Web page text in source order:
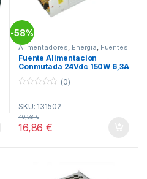
-58%
Alimentadores Energia Fuentes
Alimentación
Fuente Alimentacion
Conmutada 24Vdc 150W 6,3A
Rejilla SILVER
u
(0)
SKU: 131502
16,86€
40,58€